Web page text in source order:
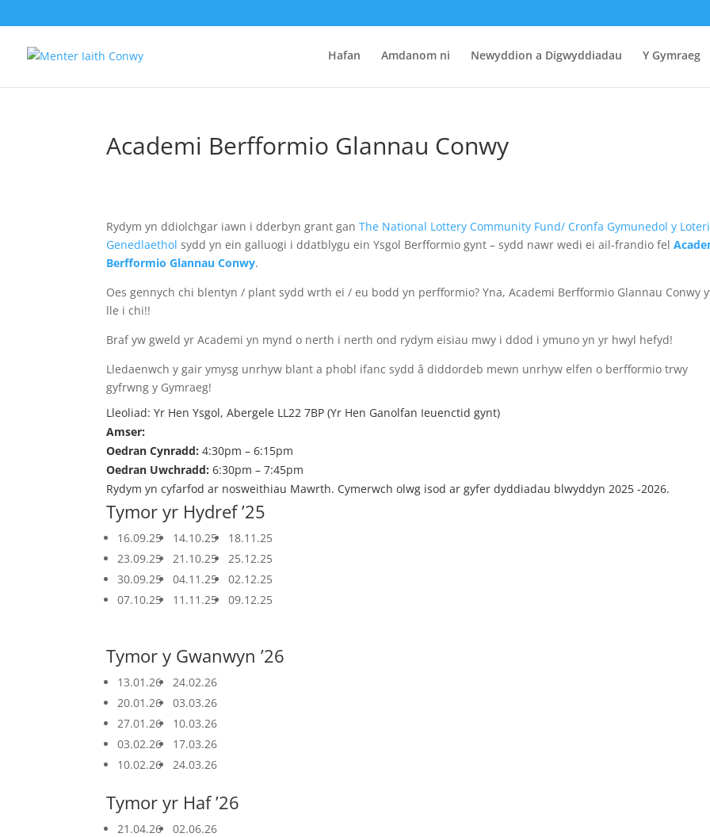
Hafan Amdanom ni Newyddion a Digwyddiadau Y Gymraeg
Academi Berfformio Glannau Conwy
Rydym yn ddiolchgar iawn i dderbyn grant ganThe National Lottery Community Fund/ Cronfa Gymunedol y Loteri
Genedlaethol sydd yn ein galluogi i ddatblygu ein Ysgol Berfformio gynt – sydd nawr wedi ei ail-frandio fel
Berfformio Glannau Conwy.
Oes gennych chi blentyn / plant sydd wrth ei / eu bodd yn perfformio? Yna, Academi Berfformio Glannau Conwy
lle i chi!!
Braf yw gweld yr Academi yn mynd o nerth i nerth ond rydym eisiau mwy i ddod i ymuno yn yr hwyl hefyd!
Lledaenwch y gair ymysg unrhyw blant a phobl ifanc sydd â diddordeb mewn unrhyw elfen o berfformio trwy
gyfrwng y Gymraeg!
Lleoliad: Yr Hen Ysgol, Abergele LL22 7BP (Yr Hen Ganolfan Ieuenctid gynt)
Amser:
Oedran Cynradd: 4:30pm – 6:15pm
Oedran Uwchradd: 6:30pm – 7:45pm
Rydym yn cyfarfod ar nosweithiau Mawrth. Cymerwch olwg isod ar gyfer dyddiadau blwyddyn 2025 -2026.
Tymor yr Hydref ’25
16.09.25
23.09.25
30.09.25
07.10.25
14.10.25
21.10.25
04.11.25
11.11.25
18.11.25
25.12.25
02.12.25
09.12.25
Tymor y Gwanwyn ’26
13.01.26
20.01.26
27.01.26
03.02.26
10.02.26
24.02.26
03.03.26
10.03.26
17.03.26
24.03.26
Tymor yr Haf ’26
21.04.26
02.06.26